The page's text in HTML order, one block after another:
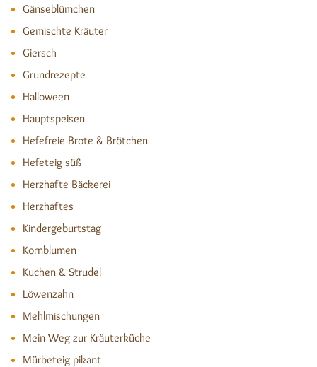
Gänseblümchen
Gemischte Kräuter
Giersch
Grundrezepte
Halloween
Hauptspeisen
Hefefreie Brote & Brötchen
Hefeteig süß
Herzhafte Bäckerei
Herzhaftes
Kindergeburtstag
Kornblumen
Kuchen & Strudel
Löwenzahn
Mehlmischungen
Mein Weg zur Kräuterküche
Mürbeteig pikant